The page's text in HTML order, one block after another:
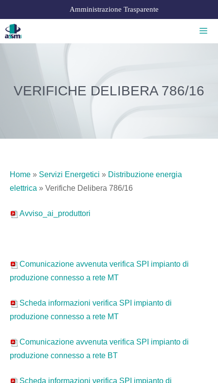
Amministrazione Trasparente
VERIFICHE DELIBERA 786/16
Home » Servizi Energetici » Distribuzione energia
elettrica » Verifiche Delibera 786/16
Avviso_ai_produttori
Comunicazione avvenuta verifica SPI impianto di
produzione connesso a rete MT
Scheda informazioni verifica SPI impianto di
produzione connesso a rete MT
Comunicazione avvenuta verifica SPI impianto di
produzione connesso a rete BT
Scheda informazioni verifica SPI impianto di